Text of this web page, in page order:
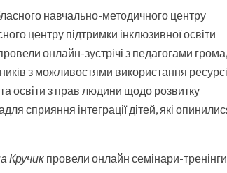
навчально-методичного центру
центру підтримки інклюзивної освіти
онлайн-зустрічі з педагогами
з можливостями використання
освіти з прав людини щодо розвитку
сприяння інтеграції дітей, які
Кручик провели онлайн семінари-тренінги